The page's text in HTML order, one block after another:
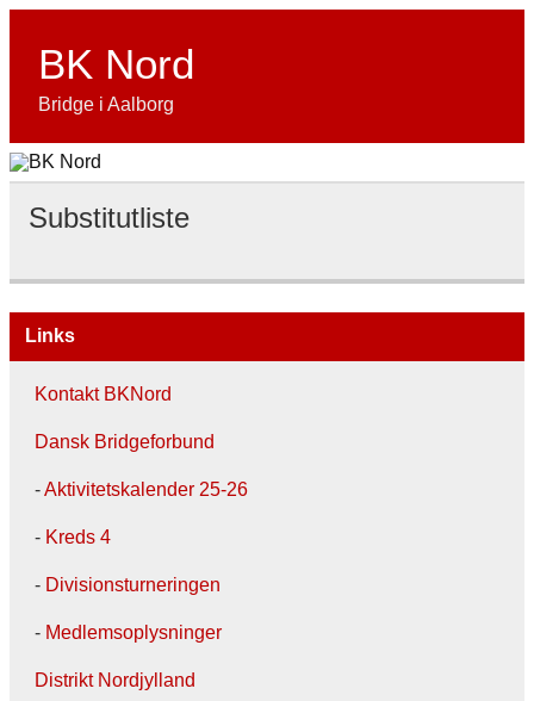
Skip
contentBK Nord
Bridge i Aalborg
Substitutliste
Links
Kontakt BKNord
Dansk Bridgeforbund
-Aktivitetskalender 25-26
-Kreds 4
-Divisionsturneringen
- Medlemsoplysninger
Distrikt Nordjylland